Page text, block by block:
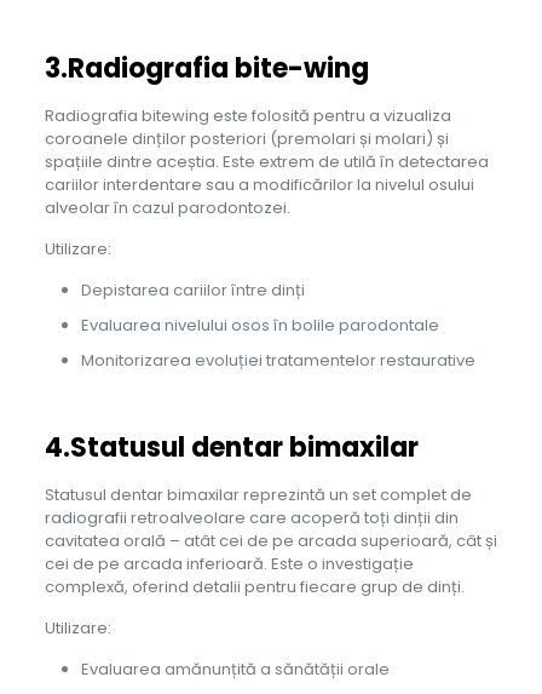
3.Radiografia bite-wing
Radiografia bitewing este folosită pentru a vizualiza
coroanele dinților posteriori (premolari și molari) și
spațiile dintre aceștia. Este extrem de utilă în detectarea
cariilor interdentare sau a modificărilor la nivelul osului
alveolar în cazul parodontozei.
Utilizare:
Depistarea cariilor între dinți
Evaluarea nivelului osos în bolile parodontale
Monitorizarea evoluției tratamentelor restaurative
4.Statusul dentar bimaxilar
Statusul dentar bimaxilar reprezintă un set complet de
radiografii retroalveolare care acoperă toți dinții din
cavitatea orală – atât cei de pe arcada superioară, cât și
cei de pe arcada inferioară. Este o investigație
complexă, oferind detalii pentru fiecare grup de dinți.
Utilizare:
Evaluarea amănunțită a sănătății orale